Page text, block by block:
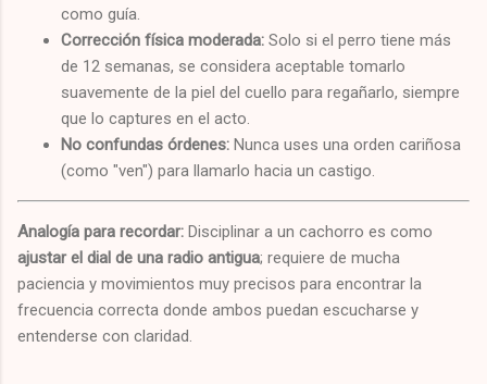
como guía.
Corrección física moderada: Solo si el perro tiene más
de 12 semanas, se considera aceptable tomarlo
suavemente de la piel del cuello para regañarlo, siempre
que lo captures en el acto.
No confundas órdenes: Nunca uses una orden cariñosa
(como "ven") para llamarlo hacia un castigo.
Analogía para recordar: Disciplinar a un cachorro es como
ajustar el dial de una radio antigua; requiere de mucha
paciencia y movimientos muy precisos para encontrar la
frecuencia correcta donde ambos puedan escucharse y
entenderse con claridad.